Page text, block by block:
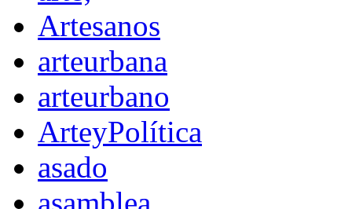
Artesanos
arteurbana
arteurbano
ArteyPolítica
asado